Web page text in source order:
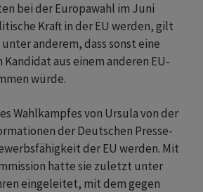
bei der Europawahl im Juni
Kraft in der EU werden, gilt
anderem, dass sonst eine
aus einem anderen EU-
würde.
Wahlkampfes von Ursula von der
der Deutschen Presse-
der EU werden. Mit
hatte sie zuletzt unter
eingeleitet, mit dem gegen